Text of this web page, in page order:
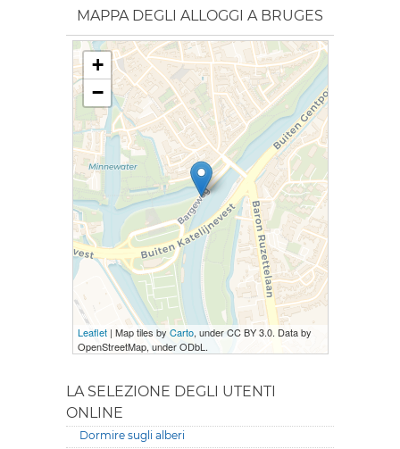
MAPPA DEGLI ALLOGGI A BRUGES
+
−
Leaflet| Map tiles by Carto, under CC BY 3.0. Data by
OpenStreetMap, under ODbL.
LA SELEZIONE DEGLI UTENTI
ONLINE
Dormire sugli alberi